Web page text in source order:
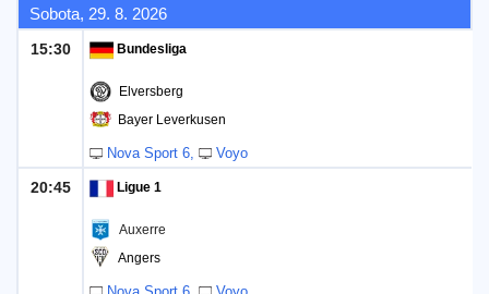
Sobota, 29. 8. 2026
15:30 Bundesliga
Elversberg
Bayer Leverkusen
Nova Sport 6 Voyo
20:45 Ligue 1
Auxerre
Angers